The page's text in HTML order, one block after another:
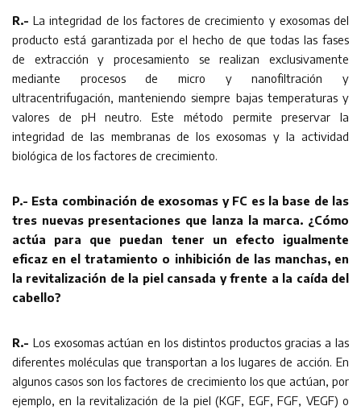
R.-La integridad de los factores de crecimiento y exosomas del
producto está garantizada por el hecho de que todas las fases
de extracción y procesamiento se realizan exclusivamente
mediante procesos de micro y nanofiltración y
ultracentrifugación, manteniendo siempre bajas temperaturas y
valores de pH neutro. Este método permite preservar la
integridad de las membranas de los exosomas y la actividad
biológica de los factores de crecimiento.
P.- Esta combinación de exosomas y FC es la base de las
tres nuevas presentaciones que lanza la marca. ¿Cómo
actúa para que puedan tener un efecto igualmente
eficaz en el tratamiento o inhibición de las manchas, en
la revitalización de la piel cansada y frente a la caída del
cabello?
R.- Los exosomas actúan en los distintos productos gracias a las
diferentes moléculas que transportan a los lugares de acción. En
algunos casos son los factores de crecimiento los que actúan, por
ejemplo, en la revitalización de la piel (KGF, EGF, FGF, VEGF) o